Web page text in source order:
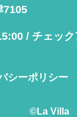
7105
/ チェッ
シーポリシー
©La Villa